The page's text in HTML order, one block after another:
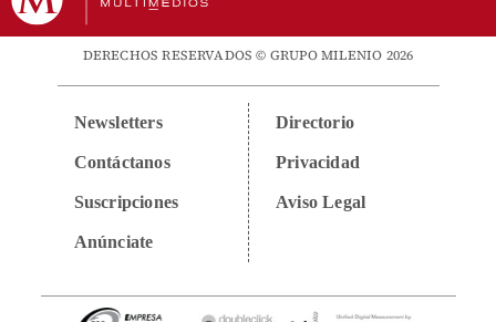
DERECHOS RESERVADOS © GRUPO MILENIO 2026
Newsletters
Contáctanos
Suscripciones
Anúnciate
Directorio
Privacidad
Aviso Legal